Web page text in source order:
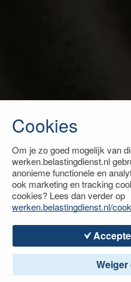
Cookies
Om je zo goed mogelijk van
werken.belastingdienst.nl
anonieme functionele en
ook marketing en tracking
cookies? Lees dan verder op
werken.belastingdienst.nl/